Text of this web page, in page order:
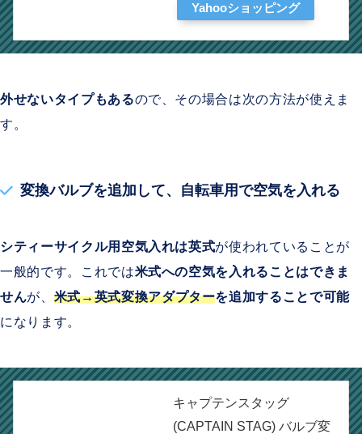
Yahooショッピング
外せないタイプもあるので、その場合は次の方法が使えま
す。
変換バルブを追加して、自転車用で空気を入れる
シティーサイクル用空気入れは英式が使われていることが
一般的です。これでは米式への空気を入れることはできま
せんが、 米式→英式変換アダプターを追加することで可能
になります。
キャプテンスタッグ
(CAPTAIN STAG) バルブ変